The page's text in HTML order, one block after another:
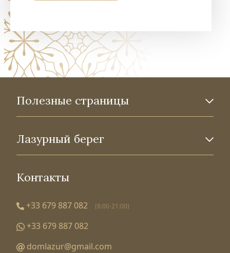
Полезные страницы
Лазурный берег
Контакты
+33 679 887 082 (8:00-21:00)
+33 679 887 082
domlazur@gmail.com